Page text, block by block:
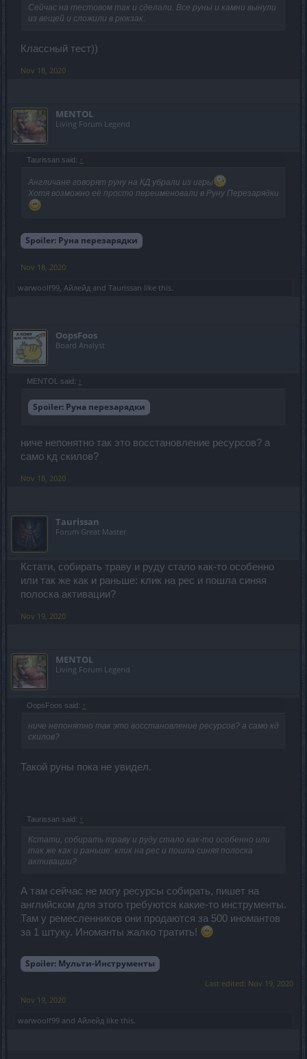
Сейчас на тестовом так и сделали. Все руны и камни вынули
из вещей и сложили в рюкзак.
Классный тест))
Nov 18, 2020
MENTOL
Living Forum Legend
Taurissan said: ↑
Англичане говорят руну на КД убрали из игры
Хотя возможно её просто переименовали в Руну Перезарядки
Spoiler: Руна перезарядки
Nov 18, 2020
warwoolf99 Айлейд and Taurissan like this.
OopsFoos
Board Analyst
MENTOL said: ↑
Spoiler: Руна перезарядки
ниче непонятно так это восстановление ресурсов? а
само кд скилов?
Nov 18, 2020
Taurissan
Forum Great Master
Кстати, собирать траву и руду стало как-то особенно
или так же как и раньше: клик на рес и пошла синяя
полоска активации?
Nov 19, 2020
MENTOL
Living Forum Legend
OopsFoos said: ↑
ниче непонятно так это восстановление ресурсов? а само кд
скилов?
Такой руны пока не увидел.
Taurissan said: ↑
Кстати, собирать траву и руду стало как-то особенно или
так же как и раньше: клик на рес и пошла синяя полоска
активации?
А там сейчас не могу ресурсы собирать, пишет на
английском для этого требуются какие-то инструменты.
Там у ремесленников они продаются за 500 иномантов
за 1 штуку. Иноманты жалко тратить!
Spoiler: Мульти-Инструменты
Last edited: Nov 19, 2020
Nov 19, 2020
warwoolf99 and Айлейд like this.